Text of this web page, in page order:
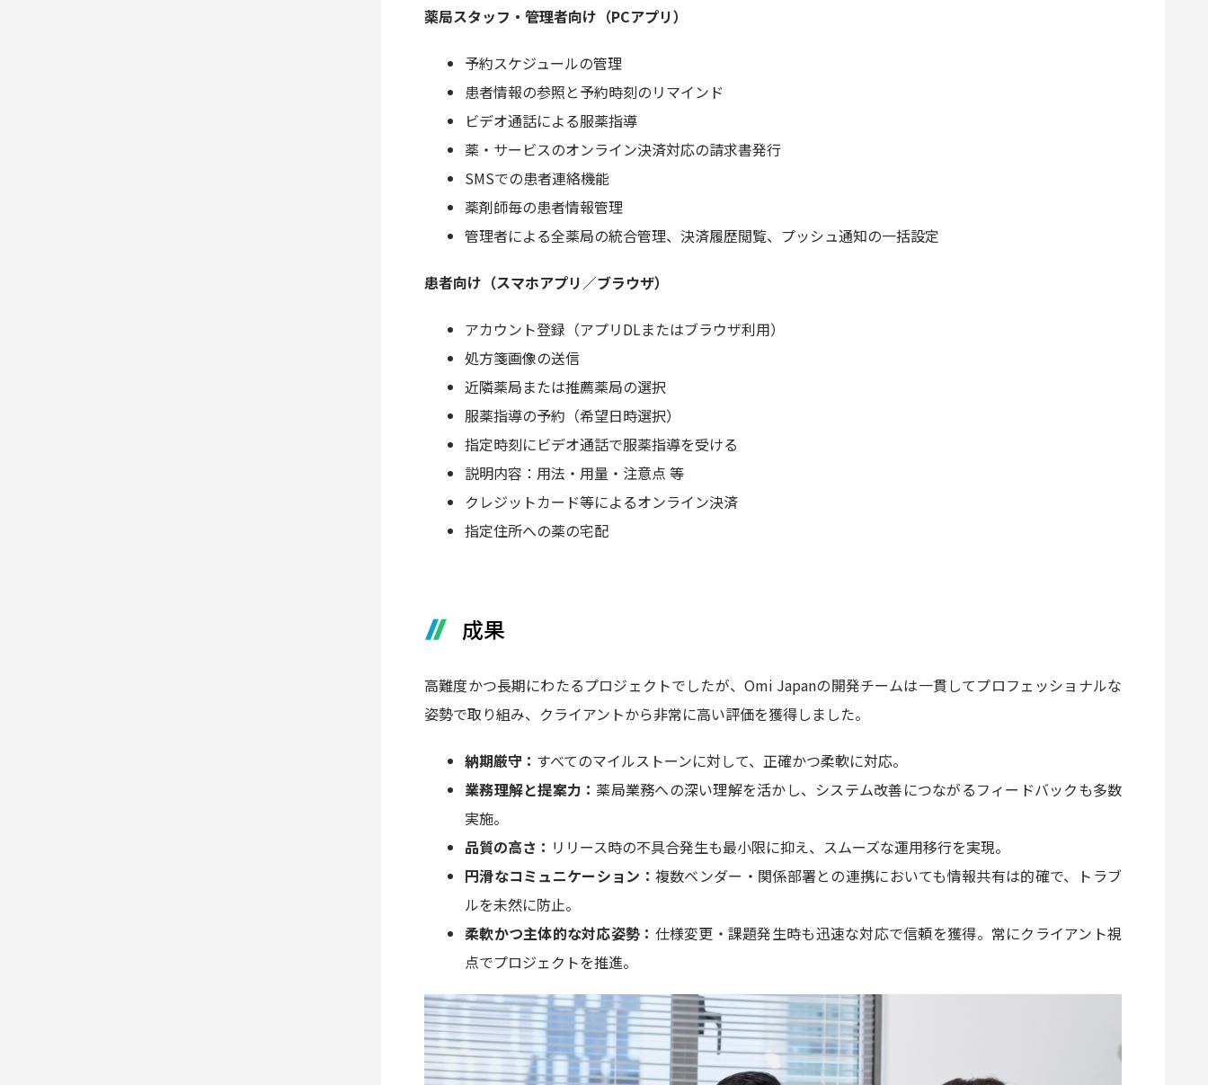
薬局スタッフ・管理者向け（PCアプリ）
予約スケジュールの管理
患者情報の参照と予約時刻のリマインド
ビデオ通話による服薬指導
薬・サービスのオンライン決済対応の請求書発行
SMSでの患者連絡機能
薬剤師毎の患者情報管理
管理者による全薬局の統合管理、決済履歴閲覧、プッシュ通知の一括設定
患者向け（スマホアプリ／ブラウザ）
アカウント登録（アプリDLまたはブラウザ利用）
処方箋画像の送信
近隣薬局または推薦薬局の選択
服薬指導の予約（希望日時選択）
指定時刻にビデオ通話で服薬指導を受ける
説明内容：用法・用量・注意点 等
クレジットカード等によるオンライン決済
指定住所への薬の宅配
成果
高難度かつ長期にわたるプロジェクトでしたが、Omi Japanの開発チームは一貫してプロフェッショナルな
姿勢で取り組み、クライアントから非常に高い評価を獲得しました。
納期厳守： すべてのマイルストーンに対して、正確かつ柔軟に対応。
業務理解と提案力： 薬局業務への深い理解を活かし、システム改善につながるフィードバックも多数
実施。
品質の高さ： リリース時の不具合発生も最小限に抑え、スムーズな運用移行を実現。
円滑なコミュニケーション： 複数ベンダー・関係部署との連携においても情報共有は的確で、トラブ
ルを未然に防止。
柔軟かつ主体的な対応姿勢： 仕様変更・課題発生時も迅速な対応で信頼を獲得。常にクライアント視
点でプロジェクトを推進。